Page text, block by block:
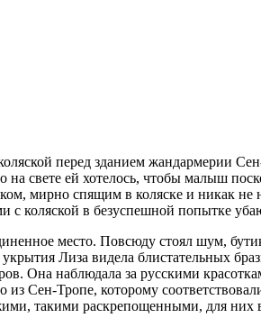
перед зданием жандармерии
свете ей хотелось, чтобы малыш
мирно спящим в коляске и никак
с коляской в безуспешной попытке
место. Повсюду стоял шум,
Лиза видела блистательных
Она наблюдала за русскими
Сен-Тропе, которому
такими раскрепощенными, для них